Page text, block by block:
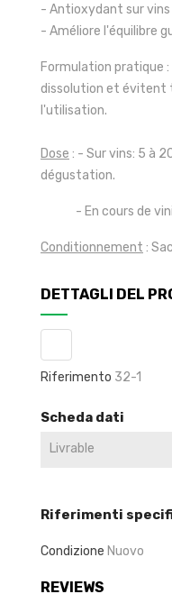
- Antioxydant sur vins
- Améliore l'équilibre
Formulation pratique
dissolution et évitent
l'utilisation.
Dose : - Sur vins: 5 à
dégustation.
- En cours de
Conditionnement :
DETTAGLI DEL
Riferimento 32-1
Scheda dati
Livrable
Riferimenti
Condizione Nuovo
REVIEWS